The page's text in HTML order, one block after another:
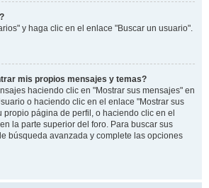
y haga clic en el enlace "Buscar un usuario".
mis propios mensajes y temas?
haciendo clic en "Mostrar sus mensajes" en
o haciendo clic en el enlace "Mostrar sus
propio página de perfil, o haciendo clic en el
la parte superior del foro. Para buscar sus
búsqueda avanzada y complete las opciones